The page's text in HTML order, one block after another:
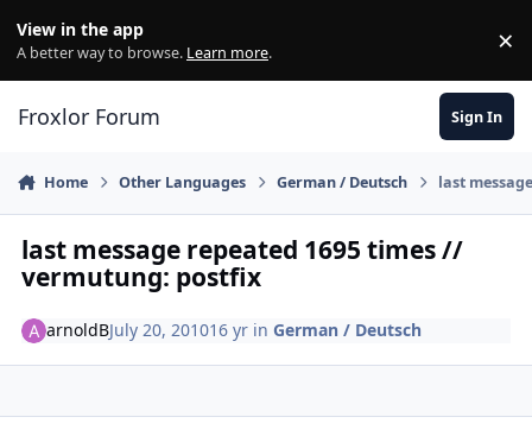
View in the app
A better way to browse. Learn more. ×
Froxlor Forum Sign In
Home Other Languages German / Deutsch last
last message repeated 1695 times //
vermutung: postfix
arnoldBJuly 20, 201016 yr inGerman / Deutsch